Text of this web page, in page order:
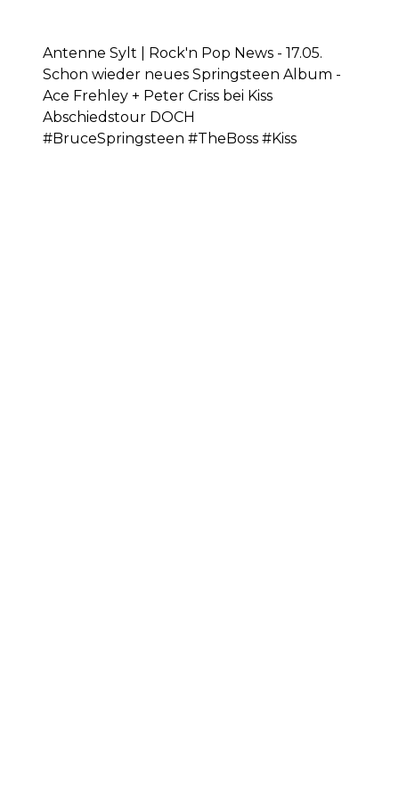
Antenne Sylt | Rock'n Pop News - 17.05.
Schon wieder neues Springsteen Album -
Ace Frehley + Peter Criss bei Kiss
Abschiedstour DOCH
#BruceSpringsteen #TheBoss #Kiss